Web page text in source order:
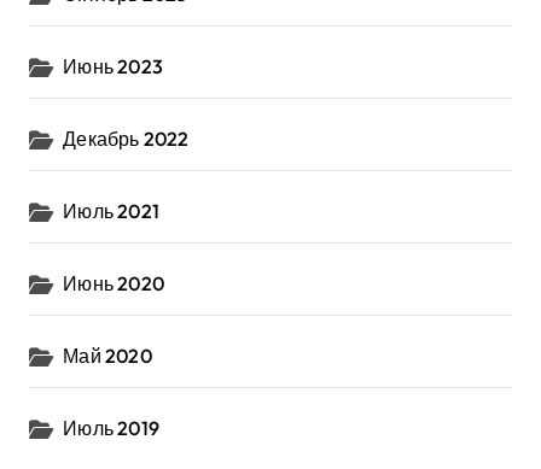
Июнь 2023
Декабрь 2022
Июль 2021
Июнь 2020
Май 2020
Июль 2019